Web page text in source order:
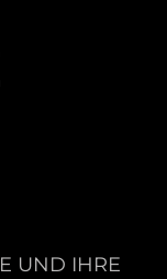
UND IHRE